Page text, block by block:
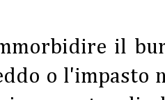
il
o l'impasto